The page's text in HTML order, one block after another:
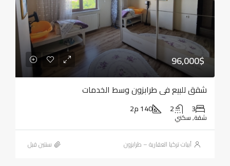
96,000$
شقق للبيع في طرابزون وسط الخدمات
3
2 140 م2
شقة, سكني
أبيات تركيا العقارية – طرابزون ‏سنتين قبل